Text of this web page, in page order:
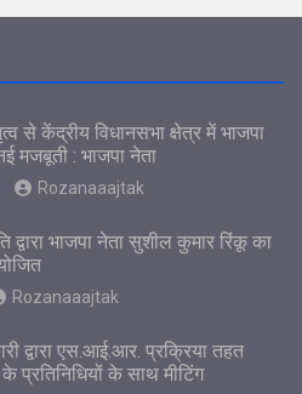
से केंद्रीय विधानसभा क्षेत्र में भाजपा
मजबूती : भाजपा नेता
Rozanaaajtak
द्वारा भाजपा नेता सुशील कुमार रिंकू का
Rozanaaajtak
द्वारा एस.आई.आर. प्रक्रिया तहत
के प्रतिनिधियों के साथ मीटिंग